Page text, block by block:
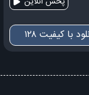
با کیفیت ۱۲۸